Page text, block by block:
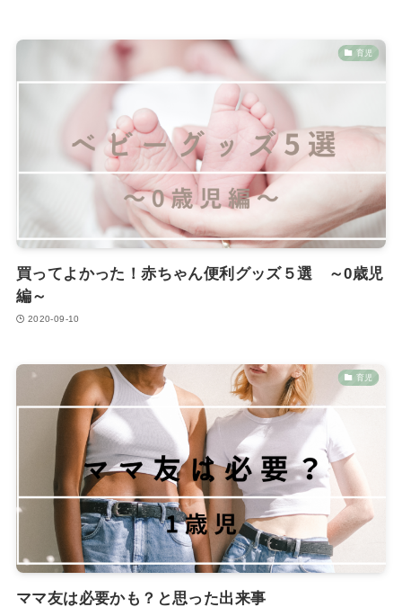
育児
買ってよかった！赤ちゃん便利グッズ５選 ～0歳児
編～
2020-09-10
育児
ママ友は必要かも？と思った出来事